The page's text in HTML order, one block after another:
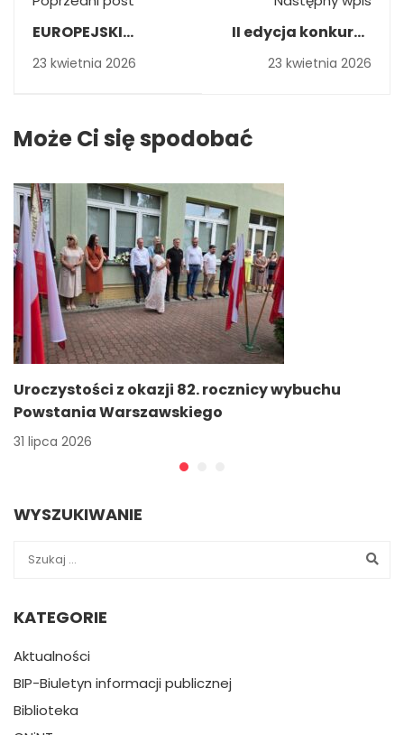
EUROPEJSKI
TYDZIEŃ SZCZEPIEŃ
23 kwietnia 2026
II edycja konkursu
„Softcontrols:
23 kwietnia 2026
Może Ci się spodobać
Uroczystości z okazji 82. rocznicy wybuchu
Powstania Warszawskiego
31 lipca 2026
WYSZUKIWANIE
KATEGORIE
Aktualności
BIP-Biuletyn informacji publicznej
Biblioteka